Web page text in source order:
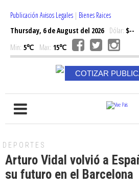
Publicación Avisos Legales | Bienes Raices
Thursday, 6 de August del 2026Dólar: $--
Min: 5℃ Max: 15℃
COTIZAR
DEPORTES
Arturo Vidal volvió a
su futuro en el Barcelona